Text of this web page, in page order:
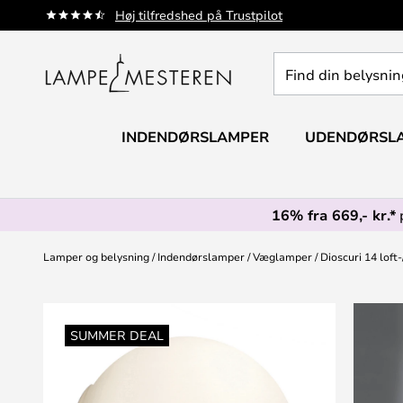
Høj tilfredshed på Trustpilot
Skip
to
din
INDENDØRSLAMPER
16% fra 669,- kr.*
Lamper og belysning Indendørslamper Væglamper Dioscuri 14
SUMMER DEAL
slutningen